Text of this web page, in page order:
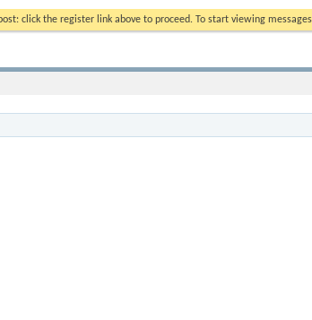
click the register link above to proceed. To start viewing